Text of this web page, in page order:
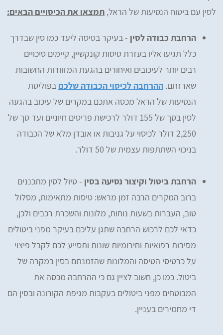
לסין עם ביטוח הנסיעות של הראל, תמצאו את הכיסויים הבאים:
הרחבת כבודה לסין - בעיקר בטיסה ליעד כמו סין שבדרך
כלל תגיעו אליו בעזרת טיסות קונקשיין, קיימים סיכויים
רבים יותר לעיכובים ואיחורים בהגעת המזוודות החשובות
שארזתם. ההרחבה לכיסוי הכבודה שלכם בפוליסת
הנסיעות של הראל מכסה אתכם במקרים של עיכוב בהגעה
לסין בסך של 155 דולר לרכישת פריטים חיוניים ועד סך של
2,250 דולר לכיסוי על גניבות או אובדן מלא של הכבודה
בניכוי השתתפות עצמית של 50 דולר.
הרחבת ביטול וקיצור נסיעה בסין - טיול לסין מתכננים
ברוב המקרים הרבה זמן מראש: טיסות מתאימות, מסלול
טוב, העברות בשעות נוחות, מלונות והשכרת רכבים ולכן,
כדאי לכם לרכוש הרחבה שתגן עליכם בעיקר מפני ביטולים
מסיבות רפואיות וחירומיות שונות ותסייע לכם לקבל פיצוי
על כרטיסי הטיסה והמלונות שהזמנתם בסין במקרה של
ביטול. כמו כן, חשוב לציין גם כי ההרחבה מכסה את
המבוטחים מפני ביטולים בעקבות מגיפת הקורונה ובסין הם
די מחמירים בעניין.